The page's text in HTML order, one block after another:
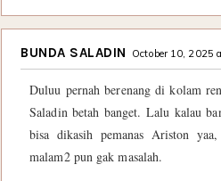
BUNDA SALADIN October 10, 2025
Duluu pernah berenang di kolam
Saladin betah banget. Lalu kalau
bisa dikasih pemanas Ariston
malam2 pun gak masalah.